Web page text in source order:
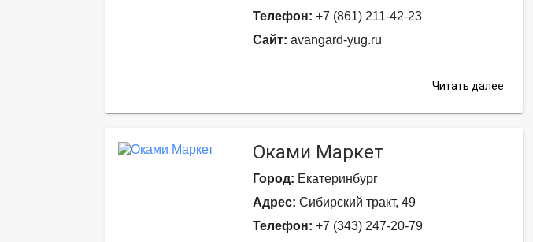
Телефон: +7 (861) 211-42-23
Сайт: avangard-yug.ru
Читать далее
Оками Маркет
Город: Екатеринбург
Адрес: Сибирский тракт, 49
Телефон: +7 (343) 247-20-79